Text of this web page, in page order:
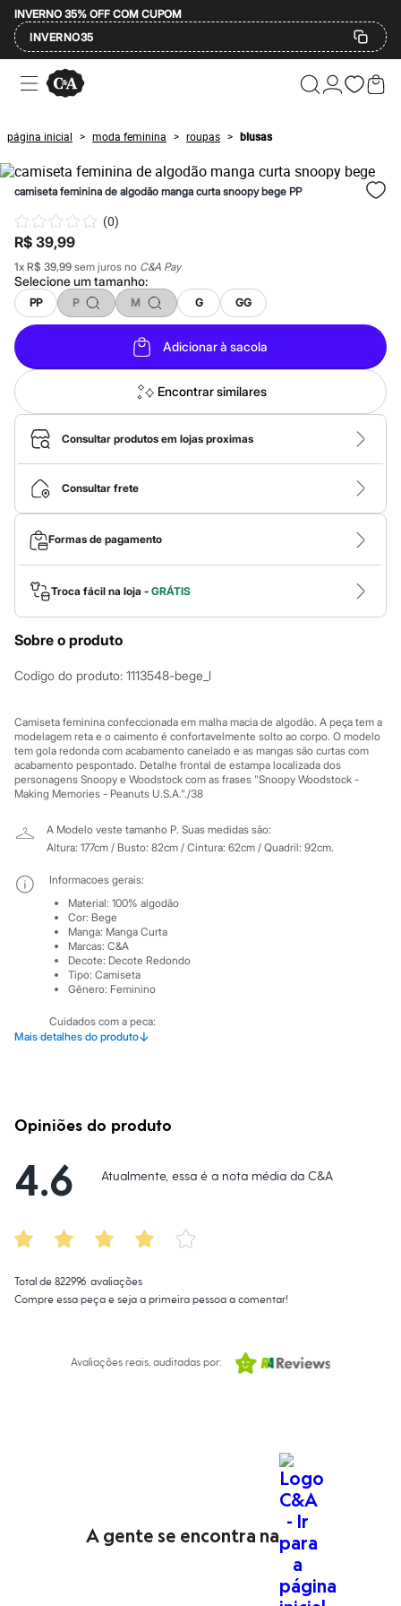
INVERNO 35% OFF COM CUPOM
INVERNO35
Ofertas
Compre por Departamento
Masculino
Infantil
Calçados
Mindse7
Plus Size
Até 20% off
Até 40% off
Até 60% off
A partir de 60% off
Feminino
Em alta
Inverno
Alfaiataria
Novidades
Roupas
Blusas e Camisetas
Básicos
Calças
Casacos e Jaquetas
Jeans
Macacões
Saias
Shorts e Bermudas
Vestidos
Acessórios
Bolsas
Bonés e Chapéus
Bijoux
Cintos
Óculos
Relógios
Calçados
Botas
Rasteirinhas
Tênis
Marcas
City
Clock House
Mindset
Yessica
Moda esportiva
Acessórios
Blusas
Calçados
Leggings
Shorts e Bermudas
Moda íntima
Calcinhas
Cintas e Modeladores
Pijamas
Sutiãs e Tops
Personagens
Plus size
Calças
Casacos e Jaquetas
Jeans
Shorts e Saias
Vestidos
Em alta
Dia dos Pais
Inverno
Bermudas
página inicial > moda feminina > roupas > blusas
camiseta feminina de algodão manga curta snoopy bege PP
(0)
R$ 39,99
1x R$ 39,99 sem juros no C&A Pay
Selecione umtamanho:
PP P M G GG
Adicionar à sacola
Encontrar similares
Consultar produtos em lojas proximas
Consultar frete
Formas de pagamento
Troca fácil na loja - GRÁTIS
Sobre o produto
Codigo do produto: 1113548-bege_l
Camiseta feminina confeccionada em malha macia de algodão. A peça tem a
modelagem reta e o caimento é confortavelmente solto ao corpo. O modelo
tem gola redonda com acabamento canelado e as mangas são curtas com
acabamento pespontado. Detalhe frontal de estampa localizada dos
personagens Snoopy e Woodstock com as frases "Snoopy Woodstock -
Making Memories - Peanuts U.S.A."./38
A Modelo veste tamanho P. Suas medidas são:
Altura: 177cm / Busto: 82cm / Cintura: 62cm / Quadril: 92cm.
Mais detalhes do produto↓
Informacoes gerais:
Material: 100% algodão
Cor: Bege
Manga: Manga Curta
Marcas: C&A
Decote: Decote Redondo
Tipo: Camiseta
Gênero: Feminino
Cuidados com a peca:
Temperatura até 30º.
Não lavar a seco.
Limpar a úmido.
Opiniões do produto
4.6 Atualmente, essa é a nota média da C&A
Total de 822996 avaliações
Compre essa peça e seja a primeira pessoa a comentar!
Avaliações reais, auditadas por:
A gente se encontra na